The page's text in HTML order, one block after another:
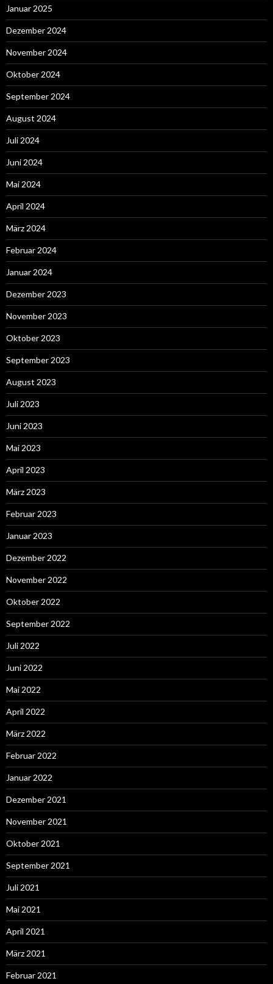
Januar 2025
Dezember 2024
November 2024
Oktober 2024
September 2024
August 2024
Juli 2024
Juni 2024
Mai 2024
April 2024
März 2024
Februar 2024
Januar 2024
Dezember 2023
November 2023
Oktober 2023
September 2023
August 2023
Juli 2023
Juni 2023
Mai 2023
April 2023
März 2023
Februar 2023
Januar 2023
Dezember 2022
November 2022
Oktober 2022
September 2022
Juli 2022
Juni 2022
Mai 2022
April 2022
März 2022
Februar 2022
Januar 2022
Dezember 2021
November 2021
Oktober 2021
September 2021
Juli 2021
Mai 2021
April 2021
März 2021
Februar 2021